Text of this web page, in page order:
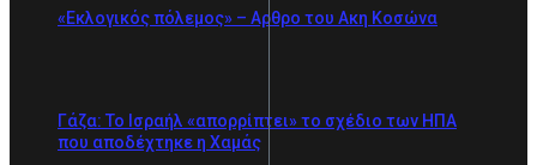
«Εκλογικός πόλεμος» – Αρθρο του Ακη Κοσώνα
Γάζα: Το Ισραήλ «απορρίπτει» το σχέδιο των ΗΠΑ
που αποδέχτηκε η Χαμάς